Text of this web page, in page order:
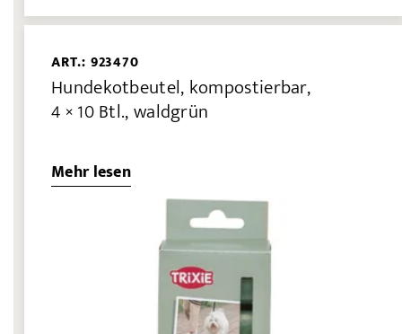
ART.: 923470
Hundekotbeutel, kompostierbar,
4 × 10 Btl., waldgrün
Mehr lesen